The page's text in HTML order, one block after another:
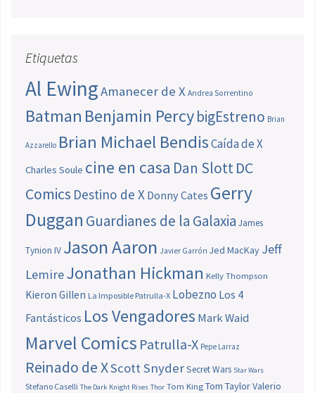
Etiquetas
Al EwingAmanecer de X Andrea Sorrentino
Batman Benjamin PercybigEstreno Brian
Azzarello Brian Michael BendisCaída de X
Charles Soule cine en casa Dan SlottDC
Comics Destino de X Donny Cates Gerry
Duggan Guardianes de la Galaxia James
Tynion IV Jason Aaron Javier Garrón Jed MacKay Jeff
LemireJonathan Hickman Kelly Thompson
Kieron Gillen La Imposible Patrulla-X Lobezno Los 4
Fantásticos Los Vengadores Mark Waid
Marvel Comics Patrulla-X Pepe Larraz
Reinado de XScott SnyderSecret Wars Star Wars
Stefano Caselli The Dark Knight Rises Thor Tom King Tom TaylorValerio